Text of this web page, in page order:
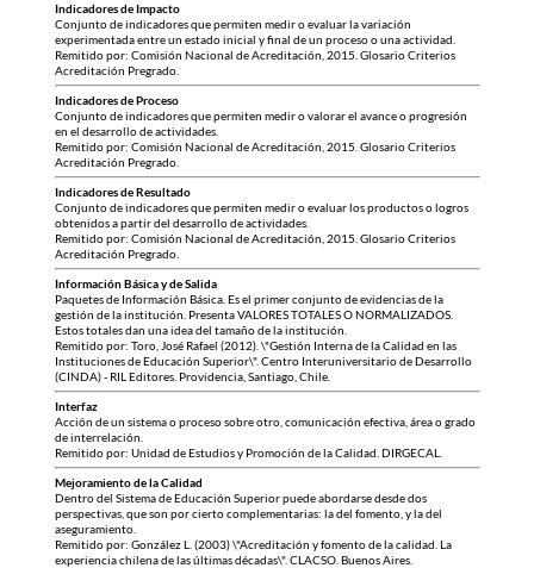
Indicadores de Impacto
Conjunto de indicadores que permiten medir o evaluar la variación
experimentada entre un estado inicial y final de un proceso o una actividad.
Remitido por: Comisión Nacional de Acreditación, 2015. Glosario Criterios
Acreditación Pregrado.
Indicadores de Proceso
Conjunto de indicadores que permiten medir o valorar el avance o progresión
en el desarrollo de actividades.
Remitido por: Comisión Nacional de Acreditación, 2015. Glosario Criterios
Acreditación Pregrado.
Indicadores de Resultado
Conjunto de indicadores que permiten medir o evaluar los productos o logros
obtenidos a partir del desarrollo de actividades.
Remitido por: Comisión Nacional de Acreditación, 2015. Glosario Criterios
Acreditación Pregrado.
Información Básica y de Salida
Paquetes de Información Básica. Es el primer conjunto de evidencias de la
gestión de la institución. Presenta VALORES TOTALES O NORMALIZADOS.
Estos totales dan una idea del tamaño de la institución.
Remitido por: Toro, José Rafael (2012). \"Gestión Interna de la Calidad en las
Instituciones de Educación Superior\". Centro Interuniversitario de Desarrollo
(CINDA) - RIL Editores. Providencia, Santiago, Chile.
Interfaz
Acción de un sistema o proceso sobre otro, comunicación efectiva, área o grado
de interrelación.
Remitido por: Unidad de Estudios y Promoción de la Calidad. DIRGECAL.
Mejoramiento de la Calidad
Dentro del Sistema de Educación Superior puede abordarse desde dos
perspectivas, que son por cierto complementarias: la del fomento, y la del
aseguramiento.
Remitido por: González L. (2003) \"Acreditación y fomento de la calidad. La
experiencia chilena de las últimas décadas\". CLACSO. Buenos Aires.